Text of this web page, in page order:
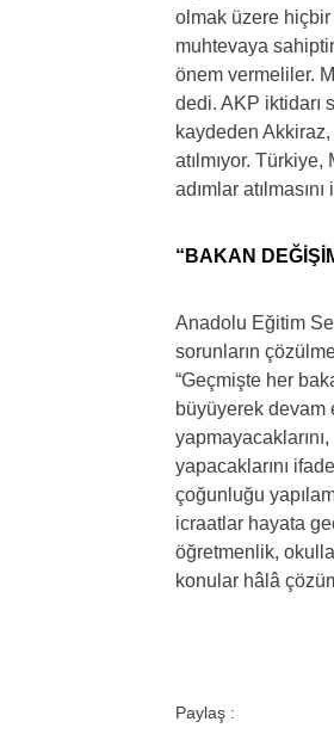
olmak üzere
muhtevaya
önem vermeliler.
dedi. AKP iktidarı
kaydeden
atılmıyor.
adımlar
“BAKAN
Anadolu Eğitim
sorunların
“Geçmişte her
büyüyerek devam
yapacaklarını
çoğunluğu
icraatlar hayata
öğretmenlik,
konular hâlâ
Paylaş :